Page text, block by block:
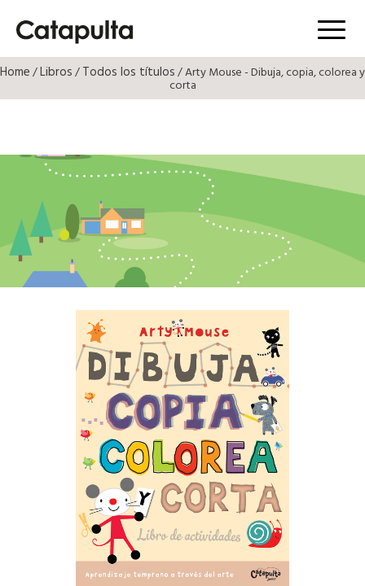
Menú
Home/Libros/Todos los títulos/ Arty Mouse - Dibuja, copia, colorea y
corta